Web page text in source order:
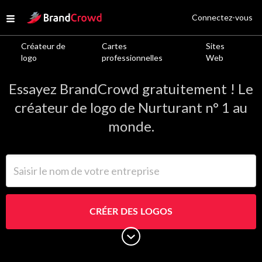
Open menu
Site Logo
Créateur de
logo
Cartes
professionnelles
Sites
Web
Connectez-vous
Logos de Nurturant
Essayez BrandCrowd gratuitement ! Le
créateur de logo de Nurturant n° 1 au
monde.
CRÉER DES LOGOS